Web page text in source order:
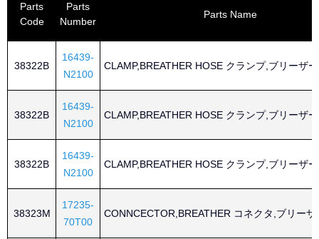
Parts
Code
Parts
Number
Parts Name
38322B
16439-
N2100
CLAMP,BREATHER HOSE クランプ,ブリーザ
38322B
16439-
N2100
CLAMP,BREATHER HOSE クランプ,ブリーザ
38322B
16439-
N2100
CLAMP,BREATHER HOSE クランプ,ブリーザ
38323M
17235-
70T00
CONNCECTOR,BREATHER コネクタ,ブリーザ